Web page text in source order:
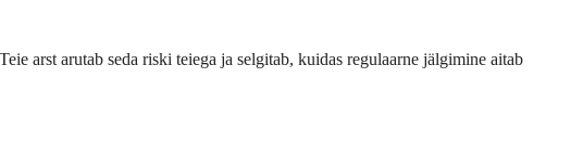
arst arutab seda riski teiega ja selgitab, kuidas regulaarne jälgimine aitab